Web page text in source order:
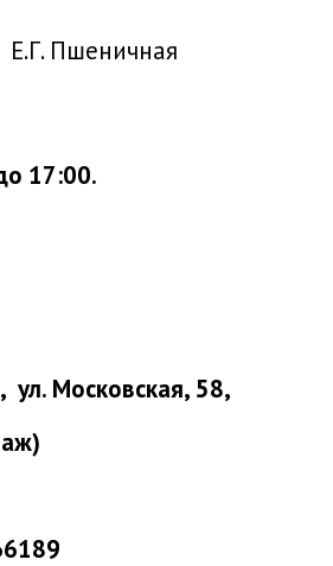
Пшеничная
17:00.
Московская, 58,